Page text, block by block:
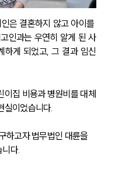
은 결혼하지 않고 아이를
인과는 우연히 알게 된 사
하게 되었고, 그 결과 임신
집 비용과 병원비를 대체
실이었습니다.
하고자 법무법인 대륜을
다.